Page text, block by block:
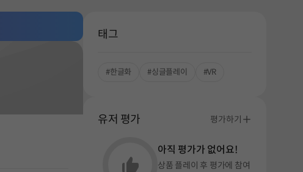
태그
#한글화 #싱글플레이 #VR
유저 평가 평가하기
아직 평가가 없어요!
상품 플레이 후 평가에 참여